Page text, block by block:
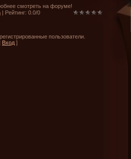
смотреть на форуме!
| Рейтинг: 0.0/0
пользователи.
Вход ]